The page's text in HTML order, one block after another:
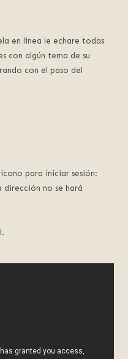
en linea le echare todas
con algún tema de su
con el paso del
para iniciar sesión:
no se hará